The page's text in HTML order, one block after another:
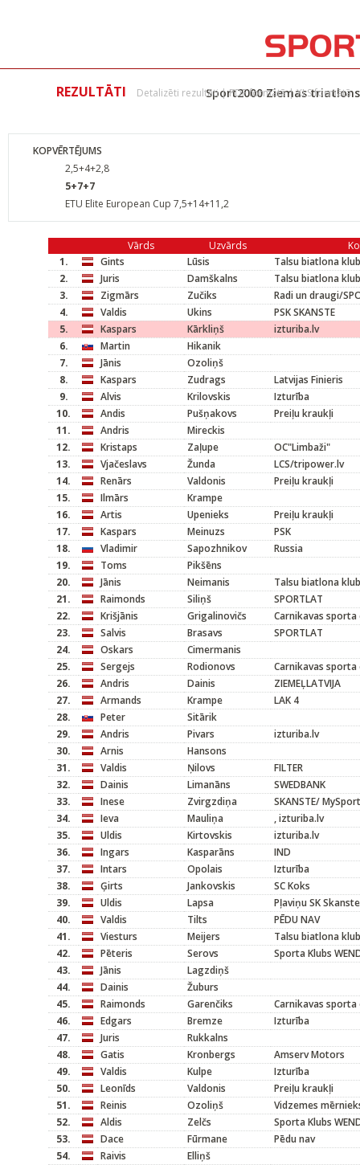
REZULTĀTI Detalizēti rezultāti|PDF formātā|XLS formātā
Sport2000 Ziemas triatlons
KOPVĒRTĒJUMS
2,5+4+2,8
5+7+7
ETU Elite European Cup 7,5+14+11,2
Vārds Uzvārds
1.
Gints Lūsis
Talsu biatlona
2.
Juris Damškalns
Talsu biatlona
3.
Zigmārs Zučiks
Radi un draugi/
4.
Valdis Ukins
PSK SKANSTE
5.
Kaspars Kārkliņš
izturiba.lv
6.
Martin
Hikanik
7.
Jānis
Ozoliņš
8.
Kaspars Zudrags
Latvijas Finieris
9.
Alvis Krilovskis
Izturība
10.
Andis Pušņakovs
Preiļu kraukļi
11.
Andris
Mireckis
12.
Kristaps Zaļupe
OC"Limbaži"
13.
Vjačeslavs Žunda
LCS/tripower.lv
14.
Renārs Valdonis
Preiļu kraukļi
15.
Ilmārs
Krampe
16.
Artis Upenieks
Preiļu kraukļi
17.
Kaspars Meinuzs
PSK
18.
Vladimir Sapozhnikov
Russia
19.
Toms
Pikšēns
20.
Jānis Neimanis
Talsu biatlona
21.
Raimonds Siliņš
SPORTLAT
22.
Krišjānis Grigalinovičs
Carnikavas sporta
23.
Salvis Brasavs
SPORTLAT
24.
Oskars
Cimermanis
25.
Sergejs Rodionovs
Carnikavas sporta
26.
Andris Dainis
ZIEMEĻLATVIJA
27.
Armands Krampe
LAK 4
28.
Peter
Sitārik
29.
Andris Pivars
izturiba.lv
30.
Arnis
Hansons
31.
Valdis Ņilovs
FILTER
32.
Dainis Limanāns
SWEDBANK
33.
Inese Zvirgzdiņa
SKANSTE/ MySport
34.
Ieva Mauliņa
, izturiba.lv
35.
Uldis Kirtovskis
izturiba.lv
36.
Ingars Kasparāns
IND
37.
Intars Opolais
Izturība
38.
Ģirts Jankovskis
SC Koks
39.
Uldis Lapsa
Pļaviņu SK Skanste
40.
Valdis Tilts
PĒDU NAV
41.
Viesturs Meijers
Talsu biatlona
42.
Pēteris Serovs
Sporta Klubs
43.
Jānis
Lagzdiņš
44.
Dainis
Žuburs
45.
Raimonds Garenčiks
Carnikavas sporta
46.
Edgars Bremze
Izturība
47.
Juris
Rukkalns
48.
Gatis Kronbergs
Amserv Motors
49.
Valdis Kulpe
Izturība
50.
Leonīds Valdonis
Preiļu kraukļi
51.
Reinis Ozoliņš
Vidzemes
52.
Aldis Zelčs
Sporta Klubs
53.
Dace Fūrmane
Pēdu nav
54.
Raivis
Elliņš